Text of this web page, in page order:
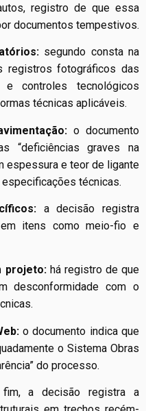
registro de que essa
documentos tempestivos.
segundo consta na
registros fotográficos das
controles tecnológicos
técnicas aplicáveis.
o documento
“deficiências graves na
espessura e teor de ligante
técnicas.
a decisão registra
itens como meio-fio e
projeto:há registro de que
desconformidade com o
o documento indica que
o Sistema Obras
do processo.
a decisão registra a